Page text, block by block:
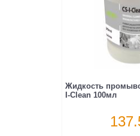
Жидкость
I-Clean 100мл